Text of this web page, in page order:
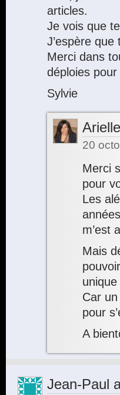
articles.
Je vois que
J’espère que
Merci dans
déploies pour
Sylvie
20
Merci
pour
Les
m’est
Mais
Car
pour
A
Jean-Paul